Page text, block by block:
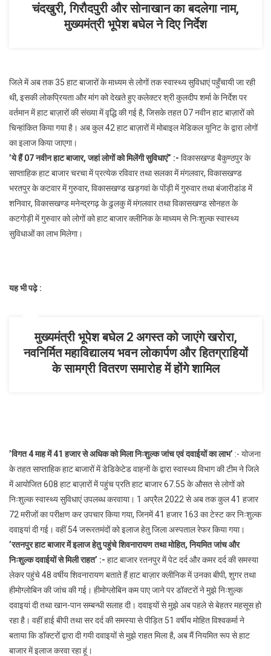
चंदखुरी, गिरौदपुरी और सोनाखान का बदलेगा नाम,
मुख्यमंत्री भूपेश बघेल ने दिए निर्देश
जिले में अब तक 35 हाट बाजारों के माध्यम से लोगों तक स्वास्थ्य सुविधाएं पहुँचायी जा रही
थी, इसकी लोकप्रियता और मांग को देखते हुए कलेक्टर श्री कुलदीप शर्मा के निर्देश पर
वर्तमान में हाट बाज़ारों की संख्या में वृद्धि की गई है, जिसके तहत 07 नवीन हाट बाज़ारों को
चिन्हांकित किया गया है। अब कुल 42 हाट बाज़ारों में मोबाइल मेडिकल यूनिट के द्वारा लोगों
का इलाज किया जाएगा।
’ये हैं07नवीन हाट बाजार,जहां लोगों को मिलेंगी सुविधाएं” :- विकासखण्ड बैकुण्ठपुर के
साप्ताहिक हाट बाजार चरचा में प्रत्येक रविवार तथा सलका में मंगलवार, विकासखण्ड
भरतपुर के कटवार में गुरुवार, विकासखण्ड खड़गवां के पोंड़ी में गुरुवार तथा बंजारीडांड में
शनिवार, विकासखण्ड मनेन्द्रगढ़ के ढुलकु में मंगलवार तथा विकासखण्ड सोनहत के
कटगोड़ी में गुरुवार को लोगों को हाट बाजार क्लीनिक के माध्यम से निःशुल्क स्वास्थ्य
सुविधाओं का लाभ मिलेगा।
यह भी पढ़े :
मुख्यमंत्री भूपेश बघेल 2 अगस्त को जाएंगे खरोरा,
नवनिर्मित महाविद्यालय भवन लोकार्पण और हितग्राहियों
के सामग्री वितरण समारोह में होंगे शामिल
’विगत4माह में41हजार से अधिक को मिला निःशुल्क जांच एवं दवाईयों का लाभ’ :- योजना
के तहत साप्ताहिक हाट बाजारों में डेडिकेटेड वाहनों के द्वारा स्वास्थ्य विभाग की टीम ने जिले
में आयोजित 608 हाट बाज़ारों में पहुंच प्रति हाट बाजार 67.55 के औसत से लोगों को
निःशुल्क स्वास्थ्य सुविधाएं उपलब्ध करवाया। 1 अप्रैल 2022 से अब तक कुल 41 हजार
72 मरीजों का परीक्षण कर उपचार किया गया, जिनमें 41 हजार 163 का टेस्ट कर निःशुल्क
दवाइयां दी गई। वहीं 54 जरूरतमंदों को इलाज हेतु जिला अस्पताल रेफर किया गया।
’रतनपुर हाट बाजार में इलाज हेतु पहुंचे शिवनारायण तथा मोहित,नियमित जांच और
निःशुल्क दवाईयों से मिली राहत’ :- हाट बाजार रतनपुर में पेट दर्द और कमर दर्द की समस्या
लेकर पहुंचे 48 वर्षीय शिवनारायण बताते हैं हाट बाज़ार क्लीनिक में उनका बीपी, शुगर तथा
हीमोग्लोबिन की जांच की गई। हीमोग्लोबिन कम पाए जाने पर डॉक्टरों ने मुझे निःशुल्क
दवाइयां दी तथा खान-पान सम्बन्धी सलाह दी। दवाइयों से मुझे अब पहले से बेहतर महसूस हो
रहा है। वहीं हाई बीपी तथा सर दर्द की समस्या से पीड़ित 51 वर्षीय मोहित विश्वकर्मा ने
बताया कि डॉक्टरों द्वारा दी गयी दवाइयों से मुझे राहत मिला है, अब मैं नियमित रूप से हाट
बाजार में इलाज करवा रहा हूं।